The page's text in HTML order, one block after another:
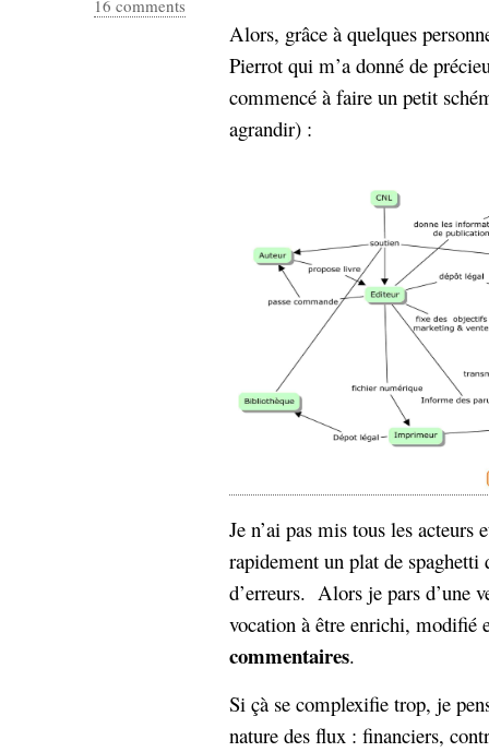
16 comments
Alors, grâce à quelques
Pierrot qui m’a donné de
commencé à faire un petit
agrandir) :
Je n’ai pas mis tous les acteurs
rapidement un plat de
d’erreurs. Alors je pars d’une
vocation à être enrichi, modifié
commentaires.
Si çà se complexifie trop, je
nature des flux : financiers,